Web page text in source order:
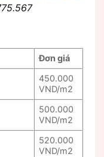
Đơn giá
450.000
VND/m2
500.000
VND/m2
520.000
VND/m2